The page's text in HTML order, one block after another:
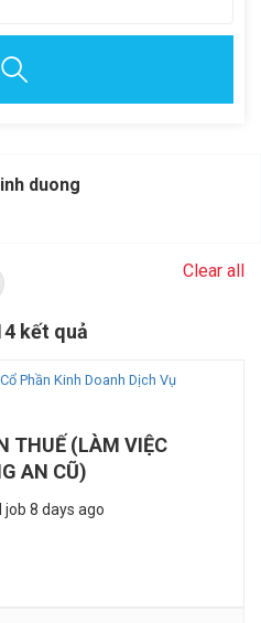
duong
Clear all
kết quả
Phần Kinh Doanh Dịch Vụ
THUẾ (LÀM VIỆC
AN CŨ)
job 8 days ago